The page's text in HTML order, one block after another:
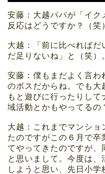
安藤：大越パパが「イク
反応はどうですか？（笑
大越：「前に比べればだ
だ足りないね」と（笑）
安藤：僕もまだよく言わ
のボスだからね。でも大
もと遊びに行ったりし
域活動とかもやってるの
大越：これまでマンショ
たのですがこの６月で卒
てやってきたのですが、
と思いまして。今度は
しようと思い、先日小